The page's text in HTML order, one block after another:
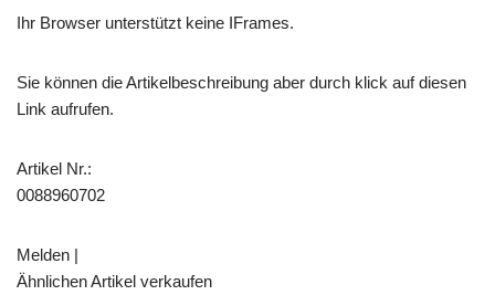
Ihr Browser unterstützt keine IFrames.
Sie können die Artikelbeschreibung aber durch klick auf diesen
Link aufrufen.
Artikel Nr.:
0088960702
Melden |
Ähnlichen Artikel verkaufen